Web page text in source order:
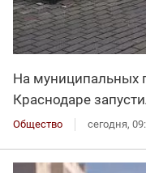
На муниципальных
Краснодаре
Общество сегодня,